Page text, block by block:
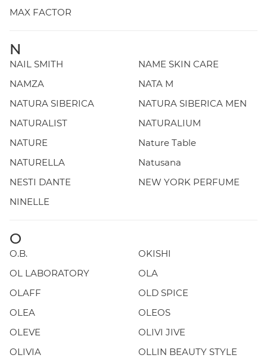
MAX FACTOR
N
NAIL SMITH
NAME SKIN CARE
NAMZA
NATA M
NATURA SIBERICA
NATURA SIBERICA MEN
NATURALIST
NATURALIUM
NATURE
Nature Table
NATURELLA
Natusana
NESTI DANTE
NEW YORK PERFUME
NINELLE
O
O.B.
OKISHI
OL LABORATORY
OLA
OLAFF
OLD SPICE
OLEA
OLEOS
OLEVE
OLIVI JIVE
OLIVIA
OLLIN BEAUTY STYLE